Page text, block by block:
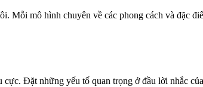
Mỗi mô hình chuyên về các phong cách và đặc
Đặt những yếu tố quan trọng ở đầu lời nhắc